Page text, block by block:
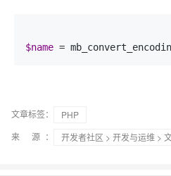
$name =
文章标签：
PHP
来 源：
开发者社区 > 开发与运维 >